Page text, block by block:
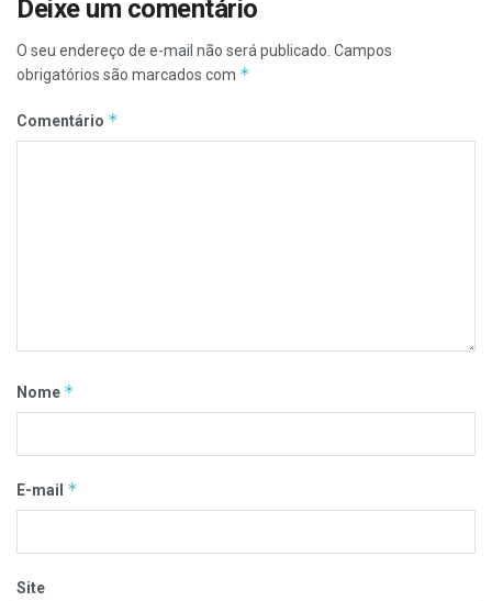
Deixe um comentário
O seu endereço de e-mail não será publicado. Campos
obrigatórios são marcados com *
Comentário *
Nome *
E-mail *
Site